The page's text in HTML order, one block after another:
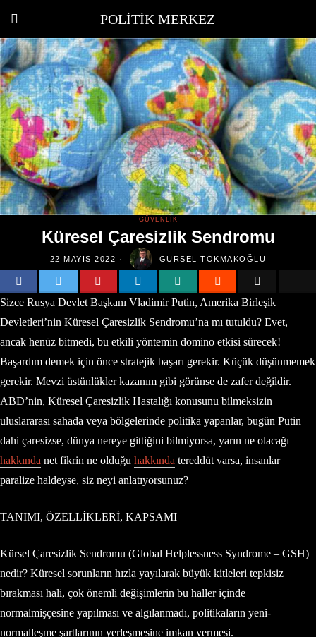
POLITIK MERKEZ
GÜVENLIK
Küresel Çaresizlik Sendromu
22 MAYIS 2022 GÜRSEL TOKMAKOĞLU
Sizce Rusya Devlet Başkanı Vladimir Putin, Amerika Birleşik
Devletleri’nin Küresel Çaresizlik Sendromu’na mı tutuldu? Evet,
ancak henüz bitmedi, bu etkili yöntemin domino etkisi sürecek!
Başardım demek için önce stratejik başarı gerekir. Küçük düşünmemek
gerekir. Mevzi üstünlükler kazanım gibi görünse de zafer değildir.
ABD’nin, Küresel Çaresizlik Hastalığı konusunu bilmeksizin
uluslararası sahada veya bölgelerinde politika yapanlar, bugün Putin
dahi çaresizse, dünya nereye gittiğini bilmiyorsa, yarın ne olacağı
hakkında net fikrin ne olduğu hakkında tereddüt varsa, insanlar
paralize haldeyse, siz neyi anlatıyorsunuz?
TANIMI, ÖZELLİKLERİ, KAPSAMI
Kürsel Çaresizlik Sendromu (Global Helplessness Syndrome – GSH)
nedir? Küresel sorunların hızla yayılarak büyük kitleleri tepkisiz
bırakması hali, çok önemli değişimlerin bu haller içinde
normalmişçesine yapılması ve algılanmadı, politikaların yeni-
normalleşme şartlarının yerleşmesine imkan vermesi.